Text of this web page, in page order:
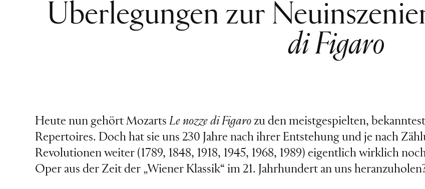
Überlegungen zur
di Figaro
Heute nun gehört Mozarts Le nozze di Figarozu den meistgespielten,
Repertoires. Doch hat sie uns 230 Jahre nach ihrer Entstehung und je nach
Revolutionen weiter (1789, 1848, 1918, 1945, 1968, 1989) eigentlich wirklich
Oper aus der Zeit der „Wiener Klassik“ im 21. Jahrhundert an uns